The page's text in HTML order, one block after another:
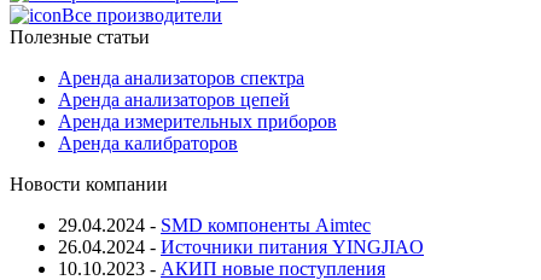
Все производители
Полезные статьи
Аренда анализаторов спектра
Аренда анализаторов цепей
Аренда измерительных приборов
Аренда калибраторов
Новости компании
29.04.2024 - SMD компоненты Aimtec
26.04.2024 - Источники питания YINGJIAO
10.10.2023 - АКИП новые поступления